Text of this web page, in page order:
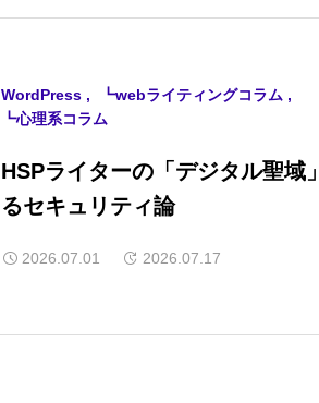
WordPress
┗webライティングコラム
┗心理系コラム
HSPライターの「デジタル聖域
るセキュリティ論
2026.07.01 2026.07.17